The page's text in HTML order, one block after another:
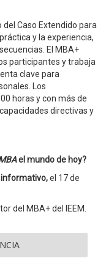
del Caso Extendido para
y la experiencia,
El MBA+
participantes y trabaja
clave para
Los
horas y con más de
directivas y
el mundo de hoy?
el 17 de
del MBA+ del IEEM.